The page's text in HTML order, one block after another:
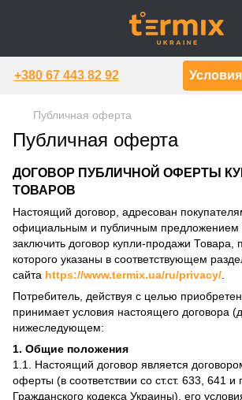
+380 67 443 82 92
Публичная оферта
Публичная оферта
ДОГОВОР ПУБЛИЧНОЙ ОФЕРТЫ
ТОВАРОВ
Настоящий договор, адресован
официальным и публичным предложением
заключить договор купли-продажи Товара,
которого указаны в соответствующем
сайта https://www.termix.ua/ru/privacy/
Потребитель, действуя с целью
принимает условия настоящего договора
нижеследующем:
1. Общие положения
1.1. Настоящий договор является
оферты (в соответствии со ст.ст. 633, 641 и
Гражданского кодекса Украины), его